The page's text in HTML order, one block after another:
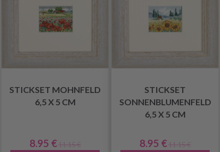
STICKSET MOHNFELD
6,5 X 5 CM
8.95 € 11.15 €
STICKSET
SONNENBLUMENFELD
6,5 X 5 CM
8.95 € 11.15 €